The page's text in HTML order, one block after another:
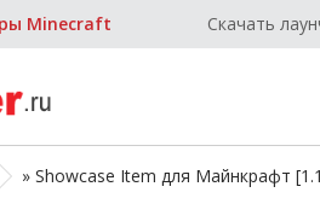
Minecraft Скачать
» Showcase Item для Майнкрафт